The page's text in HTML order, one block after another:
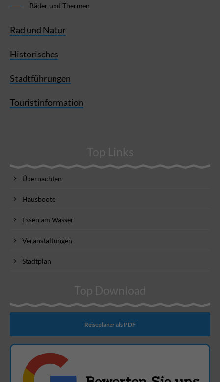
Bäder und Thermen
Rad und Natur
Historisches
Stadtführungen
Touristinformation
Top Links
Übernachten
Hausboote
Essen am Wasser
Veranstaltungen
Stadtplan
Top Download
Reiseplaner als PDF